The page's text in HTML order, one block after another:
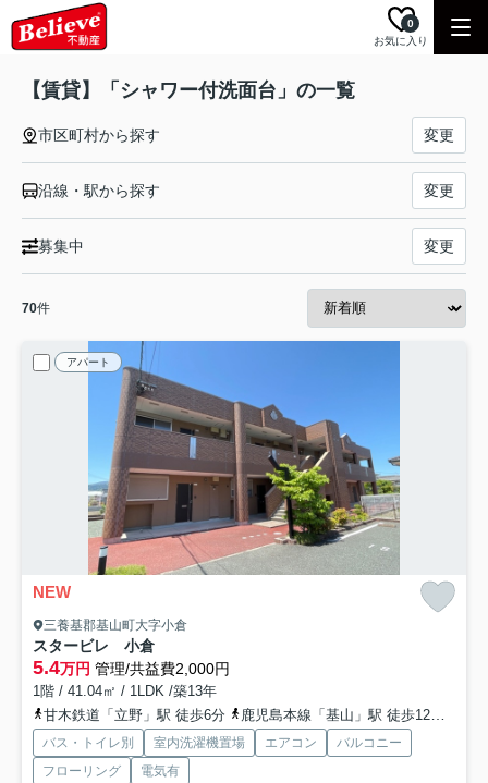
お気に入り
0
【賃貸】「シャワー付洗面台」の一覧
市区町村から探す 変更
沿線・駅から探す 変更
募集中 変更
70件
アパート
NEW
三養基郡基山町大字小倉
スタービレ 小倉
5.4万円 管理/共益費2,000円
1階 / 41.04㎡ / 1LDK /築13年
甘木鉄道「立野」駅 徒歩6分
鹿児島本線「基山」駅 徒歩12分
バス・トイレ別 室内洗濯機置場 エアコン
バルコニー
フローリング
電気有